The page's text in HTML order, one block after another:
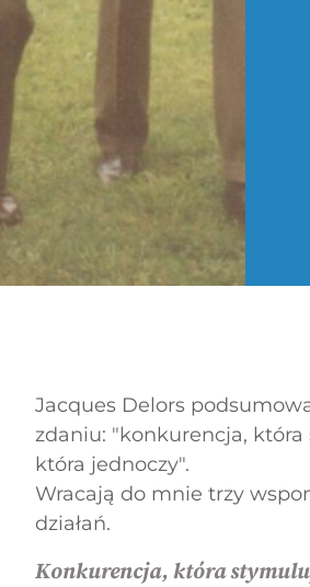
Jacques Delors
zdaniu: "konkurencja, która
która jednoczy".
Wracają do mnie trzy
działań.
Konkurencja, która